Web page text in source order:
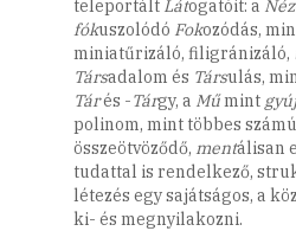
teleportált Látogatóit: a
fókuszolódó Fokozódás,
miniatűrizáló, filigránizáló,
Társadalom és Társulás,
Tárés -Tárgy, a Műmint
polinom, mint többes
összeötvöződő, mentálisan
tudattal is rendelkező,
létezés egy sajátságos, a
ki- és megnyilakozni.